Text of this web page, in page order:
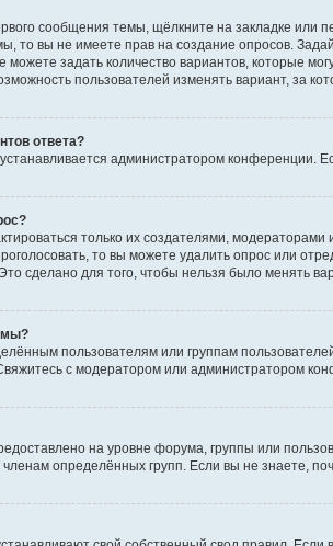
сообщения темы, щёлкните на закладке или
то вы не имеете прав на создание опросов.
можете задать количество вариантов, которые
пользователей изменять вариант, за
ответа?
администратором
только их создателями,
то вы можете удалить опрос или
сделано для того, чтобы нельзя было менять
пользователям или группам
с модератором или администратором
на уровне форума, группы или
определённых групп. Если вы не знаете,